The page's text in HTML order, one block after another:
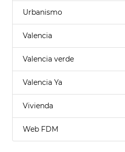
Urbanismo
Valencia
Valencia verde
Valencia Ya
Vivienda
Web FDM